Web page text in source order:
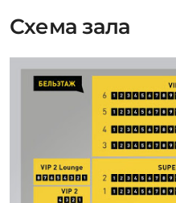
Схема зала